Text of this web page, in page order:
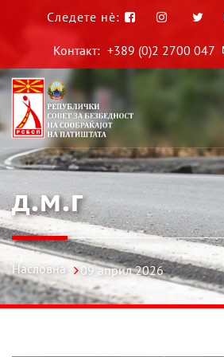
Следете нè:
Контакт: +389 (0)2 2700 047
д.м.г
Насловна 09 април 2026